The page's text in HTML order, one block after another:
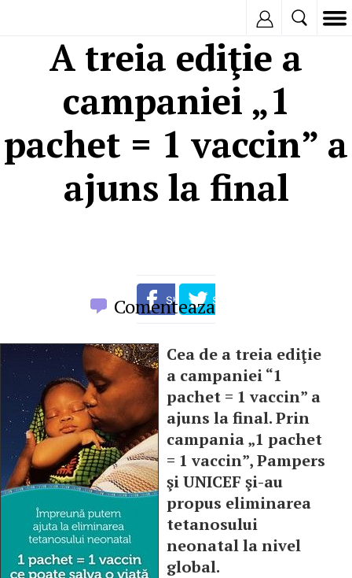
A treia ediţie a
campaniei „1
pachet = 1 vaccin” a
ajuns la final
Comenteaza
Cea de a treia ediţie
a campaniei “1
pachet = 1 vaccin” a
ajuns la final. Prin
campania „1 pachet
= 1 vaccin”, Pampers
şi UNICEF şi-au
propus eliminarea
tetanosului
neonatal la nivel
global.